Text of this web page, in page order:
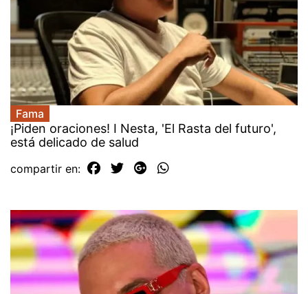
Fama
¡Piden oraciones! I Nesta, 'El Rasta del futuro',
está delicado de salud
compartir en: